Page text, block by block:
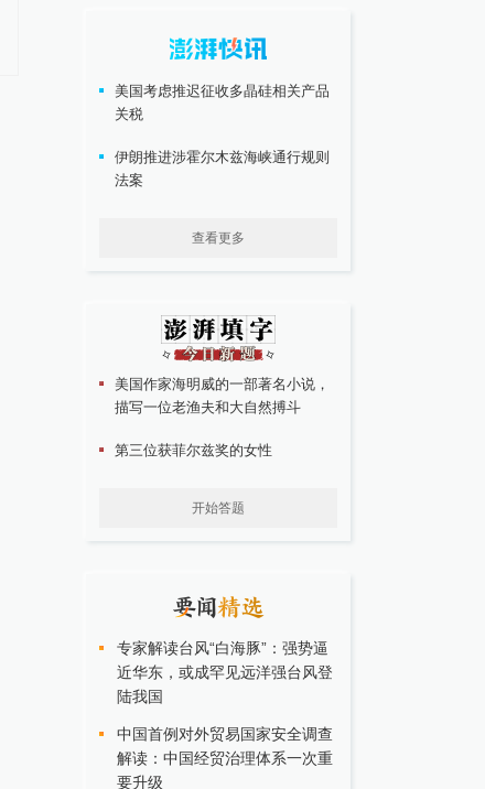
美国考虑推迟征收多晶硅相关产品
关税
伊朗推进涉霍尔木兹海峡通行规则
法案
查看更多
美国作家海明威的一部著名小说，
描写一位老渔夫和大自然搏斗
第三位获菲尔兹奖的女性
开始答题
专家解读台风“白海豚”：强势逼
近华东，或成罕见远洋强台风登
陆我国
中国首例对外贸易国家安全调查
解读：中国经贸治理体系一次重
要升级